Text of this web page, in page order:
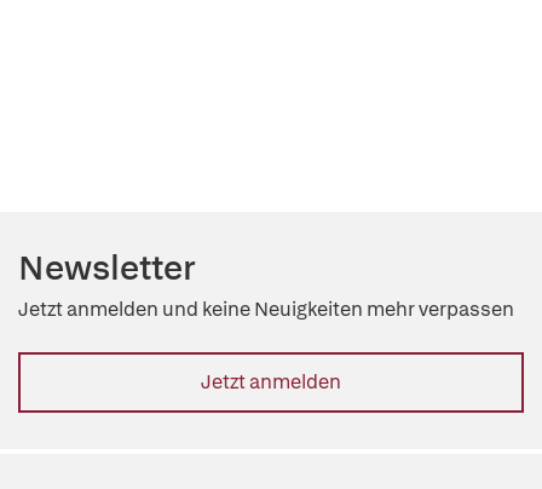
Newsletter
Jetzt anmelden und keine Neuigkeiten mehr verpassen
Jetzt anmelden